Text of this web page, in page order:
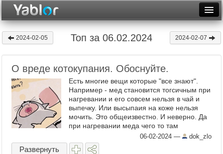
Месяц
Рейтинги
Архив
Фототоп
Видеотоп
2024-02-05 Топ за 06.02.2024 2024-02-07
О вреде котокупания. Обоснуйте.
Есть многие вещи которые "все знают".
Например - мед становится тогсичным при
нагревании и его совсем нельзя в чай и
выпечку. Или высыпаия на коже нельзя
мочить. Это общеизвестно. И неверно. Да
при нагревании меда чего то там
образуется (как и при нагревании
большинства сахаров, и ...
06-02-2024 — dok_zlo
Развернуть